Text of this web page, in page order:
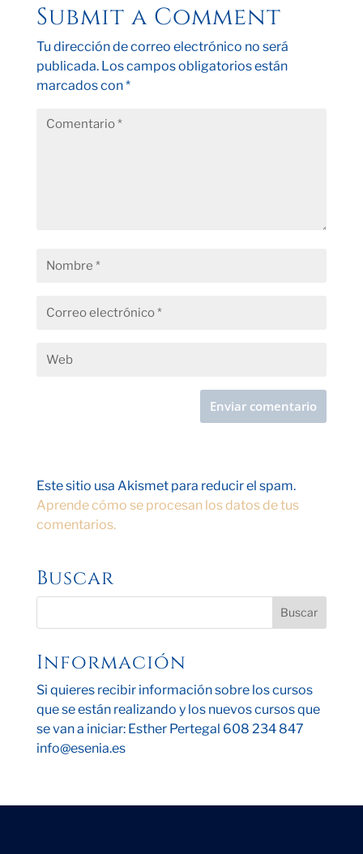
Submit a Comment
Tu dirección de correo electrónico no será
publicada. Los campos obligatorios están
marcados con*
Este sitio usa Akismet para reducir el spam.
Aprende cómo se procesan los datos de tus
comentarios.
Buscar
Información
Si quieres recibir información sobre los cursos
que se están realizando y los nuevos cursos que
se van a iniciar: Esther Pertegal 608 234 847
info@esenia.es